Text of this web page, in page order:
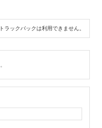
トラックバックは利用できません。